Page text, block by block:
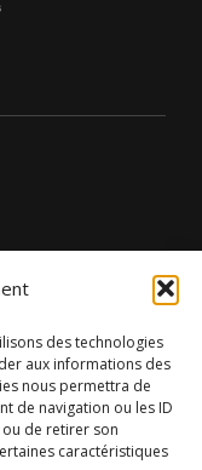
des technologies
aux informations des
nous permettra de
de navigation ou les ID
ou de retirer son
caractéristiques
Augustin-de-